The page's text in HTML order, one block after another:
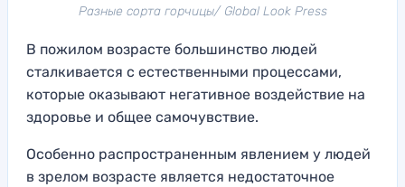
Разные сорта горчицы/ Global Look Press
В пожилом возрасте большинство людей
сталкивается с естественными процессами,
которые оказывают негативное воздействие на
здоровье и общее самочувствие.
Особенно распространенным явлением у людей
в зрелом возрасте является недостаточное